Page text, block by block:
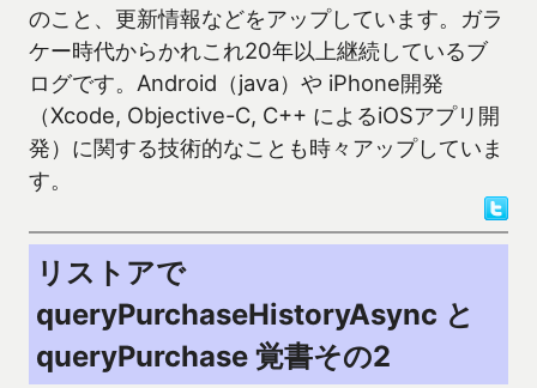
のこと、更新情報などをアップしています。ガラ
ケー時代からかれこれ20年以上継続しているブ
ログです。Android（java）や iPhone開発
（Xcode, Objective-C, C++ によるiOSアプリ開
発）に関する技術的なことも時々アップしていま
す。
リストアで
queryPurchaseHistoryAsync と
queryPurchase 覚書その2